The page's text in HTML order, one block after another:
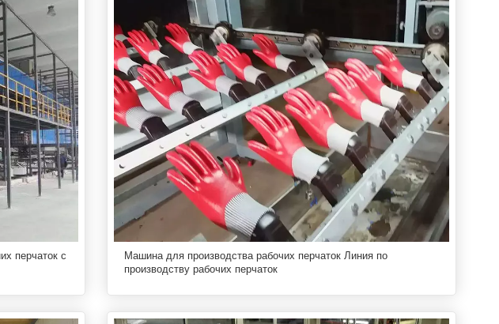
перчаток с
Машина для производства рабочих перчаток Линия по
производству рабочих перчаток